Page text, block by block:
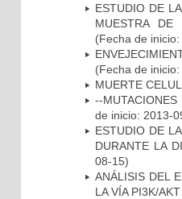
ESTUDIO DE
MUESTRA DE
(Fecha de
(Fecha de
MUERTE
--
de inicio: 2013-
ESTUDIO DE
DURANTE LA
08-15)
ANÁLISIS DEL
LA VÍA PI3K/